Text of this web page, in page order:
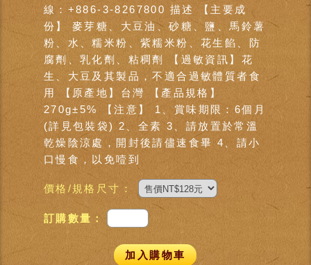
線：+886-3-8267800 描述 【主要成
份】 麥芽糖、大豆油、砂糖、鹽、馬鈴薯
粉、水、糯米粉、紫糯米粉、花生餡、防
腐劑、乳化劑、粘稠劑 【過敏資訊】花
生、大豆及其製品，不適合過敏體質者食
用 【原產地】台灣 【產品規格】
270g±5% 【注意】 1、賞味期限：6個月
(詳見包裝袋) 2、全素 3、請放置於常溫
乾燥陰涼處，開封後請儘速食畢 4、請小
口慢食，以免噎到
價格/規格尺寸：
訂購數量：
加入購物車